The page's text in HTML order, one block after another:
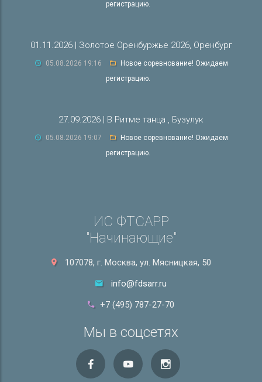
регистрацию.
01.11.2026 | Золотое Оренбуржье 2026, Оренбург
05.08.2026 19:16
Новое соревнование! Ожидаем
регистрацию.
27.09.2026 | В Ритме танца , Бузулук
05.08.2026 19:07
Новое соревнование! Ожидаем
регистрацию.
ИС ФТСАРР
"Начинающие"
107078, г. Москва, ул. Мясницкая, 50
info@fdsarr.ru
+7 (495) 787-27-70
Мы в соцсетях